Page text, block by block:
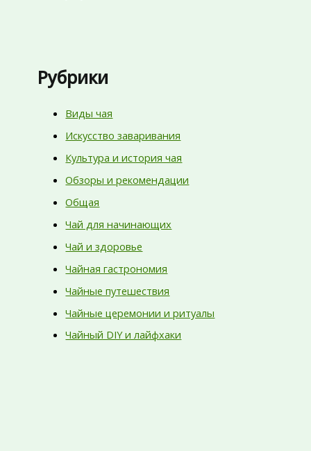
Рубрики
Виды чая
Искусство заваривания
Культура и история чая
Обзоры и рекомендации
Общая
Чай для начинающих
Чай и здоровье
Чайная гастрономия
Чайные путешествия
Чайные церемонии и ритуалы
Чайный DIY и лайфхаки